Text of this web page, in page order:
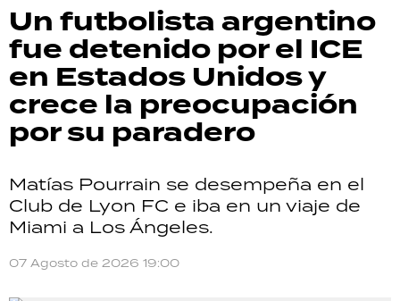
Un futbolista argentino
fue detenido por el ICE
en Estados Unidos y
crece la preocupación
por su paradero
Matías Pourrain se desempeña en el
Club de Lyon FC e iba en un viaje de
Miami a Los Ángeles.
07 Agosto de 2026 19:00